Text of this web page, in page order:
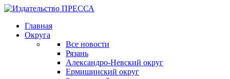
Главная
Округа
Все новости
Рязань
Александро-Невский округ
Ермишинский округ